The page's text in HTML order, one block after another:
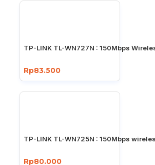
TP-LINK TL-WN727N : 150Mbps
Rp83.500
TP-LINK TL-WN725N : 150Mbps
Rp80.000